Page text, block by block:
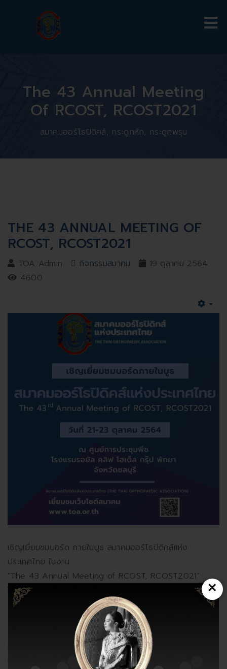
The 43 Annual Meeting
Of RCOST, RCOST2021
สมาคมออร์โธปิดิคส์, กระดูกหัก, กระดูกพรุน
THE 43 ANNUAL MEETING OF
RCOST, RCOST2021
TOA Admin กิจกรรมสมาคม
19 ตุลาคม 2564
4600
เชิญเยี่ยมชมบอร์ด ภายในบูธ สมาคมออร์โธปิดิคส์แห่ง
ประเทศไทย ในงาน
"The 43 Annual Meeting of RCOST, RCOST2021"
ใน วันที่ 21-23 ตุลาคม 2564 นี้
......................................
สมาคมออร์โธปิดิคส์แห่งประเทศไทย
https://toa.or.th/
https://www.facebook.com/thaiorthopaedic
×